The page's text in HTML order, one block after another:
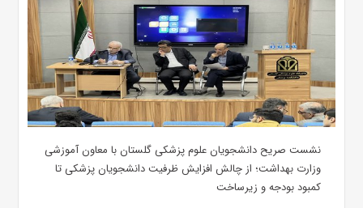
نشست صریح دانشجویان علوم پزشکی گلستان با معاون آموزشی
وزارت بهداشت؛ از چالش افزایش ظرفیت دانشجویان ‌پزشکی تا
کمبود بودجه و زیرساخت